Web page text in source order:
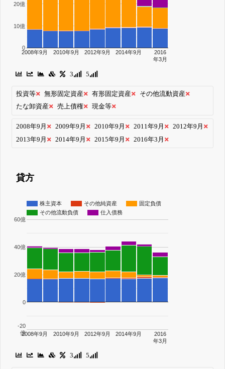
2008年9月 2010年9月 2012年9月 2014年9月
2016
年3月
0
10億
20億
3 5
投資等 無形固定資産 有形固定資産
その他流動資産
たな卸資産
売上債権 現金等
2008年9月 2009年9月 2010年9月 2011年9月
2012年9月
2013年9月
2014年9月 2015年9月 2016年3月
貸方
株主資本 その他純資産
固定負債
その他流動負債
仕入債務
2008年9月 2010年9月 2012年9月 2014年9月
2016
年3月
-20
億
0
20億
40億
60億
3 5